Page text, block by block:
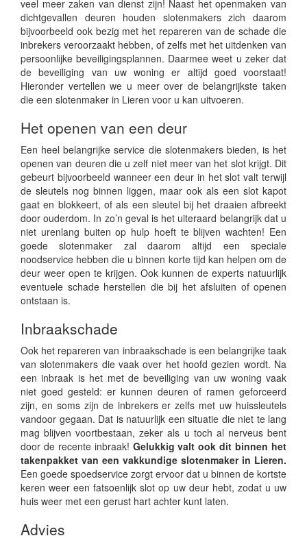
veel meer zaken van dienst zijn! Naast het openmaken van
dichtgevallen deuren houden slotenmakers zich daarom
bijvoorbeeld ook bezig met het repareren van de schade die
inbrekers veroorzaakt hebben, of zelfs met het uitdenken van
persoonlijke beveiligingsplannen. Daarmee weet u zeker dat
de beveiliging van uw woning er altijd goed voorstaat!
Hieronder vertellen we u meer over de belangrijkste taken
die een slotenmaker in Lieren voor u kan uitvoeren.
Het openen van een deur
Een heel belangrijke service die slotenmakers bieden, is het
openen van deuren die u zelf niet meer van het slot krijgt. Dit
gebeurt bijvoorbeeld wanneer een deur in het slot valt terwijl
de sleutels nog binnen liggen, maar ook als een slot kapot
gaat en blokkeert, of als een sleutel bij het draaien afbreekt
door ouderdom. In zo’n geval is het uiteraard belangrijk dat u
niet urenlang buiten op hulp hoeft te blijven wachten! Een
goede slotenmaker zal daarom altijd een speciale
noodservice hebben die u binnen korte tijd kan helpen om de
deur weer open te krijgen. Ook kunnen de experts natuurlijk
eventuele schade herstellen die bij het afsluiten of openen
ontstaan is.
Inbraakschade
Ook het repareren van inbraakschade is een belangrijke taak
van slotenmakers die vaak over het hoofd gezien wordt. Na
een inbraak is het met de beveiliging van uw woning vaak
niet goed gesteld: er kunnen deuren of ramen geforceerd
zijn, en soms zijn de inbrekers er zelfs met uw huissleutels
vandoor gegaan. Dat is natuurlijk een situatie die niet te lang
mag blijven voortbestaan, zeker als u toch al nerveus bent
door de recente inbraak! Gelukkig valt ook dit binnen het
takenpakket van een vakkundige slotenmaker in Lieren.
Een goede spoedservice zorgt ervoor dat u binnen de kortste
keren weer een fatsoenlijk slot op uw deur hebt, zodat u uw
huis weer met een gerust hart achter kunt laten.
Advies